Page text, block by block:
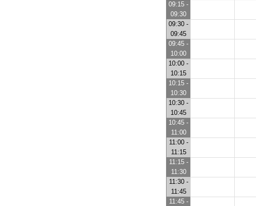
09:15 -
09:30
09:30 -
09:45
09:45 -
10:00
10:00 -
10:15
10:15 -
10:30
10:30 -
10:45
10:45 -
11:00
11:00 -
11:15
11:15 -
11:30
11:30 -
11:45
11:45 -